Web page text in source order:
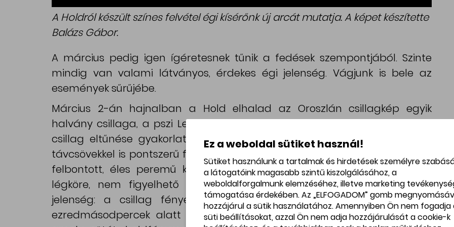
A Holdról készült színes felvétel égi kísérőnk új arcát mutatja. A képet készítette
Balázs Gábor.
A március pedig igen ígéretesnek tűnik a fedések szempontjából. Szinte
mindig van valami látványos, érdekes égi jelenség. Vágjunk is bele az
események sűrűjébe.
Március 2-án hajnalban a Hold elhalad az Oroszlán csillagkép egyik
halvány csillaga, a pszi Leo előtt, és 3:06-kor ideiglenesen eltakarja azt. A
csillag eltűnése gyakorlatilag pillanatszerű, mert a csillagok még nagy
távcsövekkel is pontszerű fényforrásként jelennek meg, szemben a Hold jól
felbontott, éles peremű korongjával. Mivel a Holdnak nincs számottevő
légköre, nem figyelhető meg fokozatos halványodás vagy fénytörési
jelenség: a csillag fénye diffrakciós jelenségektől eltekintve azonnal,
ezredmásodpercek alatt megszűnik. A pszi Leo 5,4 magnitúdós csillag,
Ez a weboldal sütiket használ!
Sütiket használunk a tartalmak és hirdetések személyre
a látogatóink magasabb szintű kiszolgálásához, a
weboldalforgalmunk elemzéséhez, illetve marketing
támogatása érdekében. Az „ELFOGADOM” gomb
hozzájárul a sütik használatához. Amennyiben Ön nem fogadja
süti beállításokat, azzal Ön nem adja hozzájárulását a cookie-k